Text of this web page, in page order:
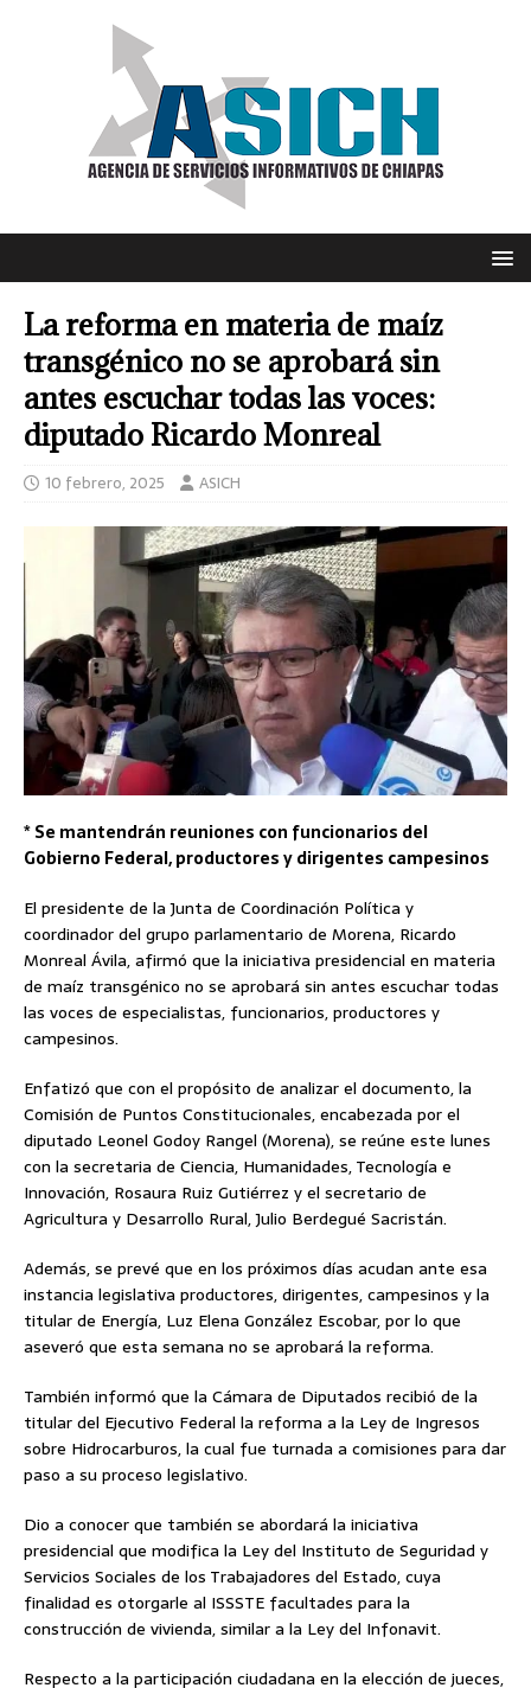
La reforma en materia de maíz
transgénico no se aprobará sin
antes escuchar todas las voces:
diputado Ricardo Monreal
10 febrero, 2025 ASICH
* Se mantendrán reuniones con funcionarios del
Gobierno Federal, productores y dirigentes campesinos
El presidente de la Junta de Coordinación Política y
coordinador del grupo parlamentario de Morena, Ricardo
Monreal Ávila, afirmó que la iniciativa presidencial en materia
de maíz transgénico no se aprobará sin antes escuchar todas
las voces de especialistas, funcionarios, productores y
campesinos.
Enfatizó que con el propósito de analizar el documento, la
Comisión de Puntos Constitucionales, encabezada por el
diputado Leonel Godoy Rangel (Morena), se reúne este lunes
con la secretaria de Ciencia, Humanidades, Tecnología e
Innovación, Rosaura Ruiz Gutiérrez y el secretario de
Agricultura y Desarrollo Rural, Julio Berdegué Sacristán.
Además, se prevé que en los próximos días acudan ante esa
instancia legislativa productores, dirigentes, campesinos y la
titular de Energía, Luz Elena González Escobar, por lo que
aseveró que esta semana no se aprobará la reforma.
También informó que la Cámara de Diputados recibió de la
titular del Ejecutivo Federal la reforma a la Ley de Ingresos
sobre Hidrocarburos, la cual fue turnada a comisiones para dar
paso a su proceso legislativo.
Dio a conocer que también se abordará la iniciativa
presidencial que modifica la Ley del Instituto de Seguridad y
Servicios Sociales de los Trabajadores del Estado, cuya
finalidad es otorgarle al ISSSTE facultades para la
construcción de vivienda, similar a la Ley del Infonavit.
Respecto a la participación ciudadana en la elección de jueces,